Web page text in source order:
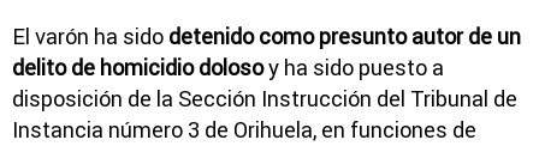
El varón ha sido detenido como presunto autor de un
delito de homicidio dolosoy ha sido puesto a
disposición de la Sección Instrucción del Tribunal de
Instancia número 3 de Orihuela, en funciones de